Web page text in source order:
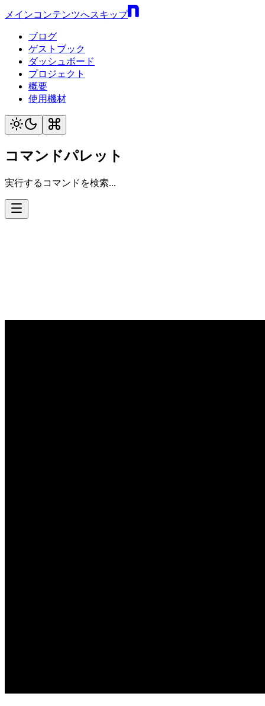
メインコンテンツへスキップ
ブログ
ゲストブック
ダッシュボード
プロジェクト
概要
使用機材
コマンドパレット
実行するコマンドを検索...